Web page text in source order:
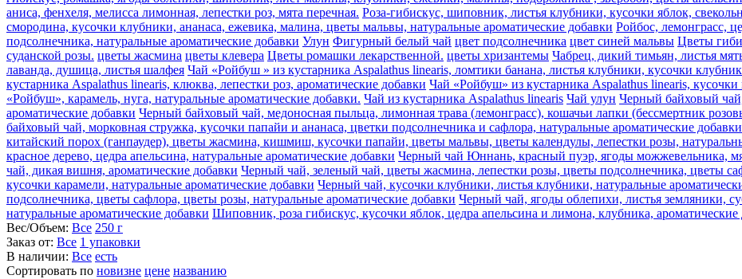
аниса, фенхеля, мелисса лимонная, лепестки роз, мята перечная. Роза-гибискус, шиповник, листья клубники, кусочки яблок,
смородина, кусочки клубники, ананаса, ежевика, малина, цветы мальвы, натуральные ароматические добавки Ройбос, лемонграсc,
подсолнечника, натуральные ароматические добавки Улун Фигурный белый чай цвет подсолнечника цвет синей мальвы Цветы
суданской розы. цветы жасмина цветы клевера Цветы ромашки лекарственной. цветы хризантемы Чабрец, дикий тимьян, листья
лаванда, душица, листья шалфея Чай «Ройбуш » из кустарника Aspalathus linearis, ломтики банана, листья клубники, кусочки
кустарника Aspalathus linearis, клюква, лепестки роз, ароматические добавки Чай «Ройбуш» из кустарника Aspalathus linearis,
«Ройбуш», карамель, нуга, натуральные ароматические добавки. Чай из кустарника Aspalathus linearis Чай улун Черный байховый
ароматические добавки Черный байховый чай, медоносная пыльца, лимонная трава (лемонграсс), кошачьи лапки (бессмертник
байховый чай, морковная стружка, кусочки папайи и ананаса, цветки подсолнечника и сафлора, натуральные ароматические добавки
китайский порох (ганпаудер), цветы жасмина, кишмиш, кусочки папайи, цветы мальвы, цветы календулы, лепестки розы,
красное дерево, цедра апельсина, натуральные ароматические добавки Черный чай Юннань, красный пуэр, ягоды можжевельника,
чай, дикая вишня, ароматические добавки Черный чай, зеленый чай, цветы жасмина, лепестки розы, цветы подсолнечника, цветы
кусочки карамели, натуральные ароматические добавки Черный чай, кусочки клубники, листья клубники, натуральные
подсолнечника, цветы сафлора, цветы розы, натуральные ароматические добавки Черный чай, ягоды облепихи, листья земляники,
натуральные ароматические добавки Шиповник, роза гибискус, кусочки яблок, цедра апельсина и лимона, клубника, ароматические
Вес/Объем: Все 250 г
Заказ от: Все 1 упаковки
В наличии: Все есть
Сортировать по новизне цене названию